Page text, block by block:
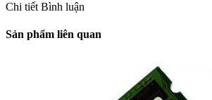
Chi tiết Bình luận
Sản phẩm liên quan